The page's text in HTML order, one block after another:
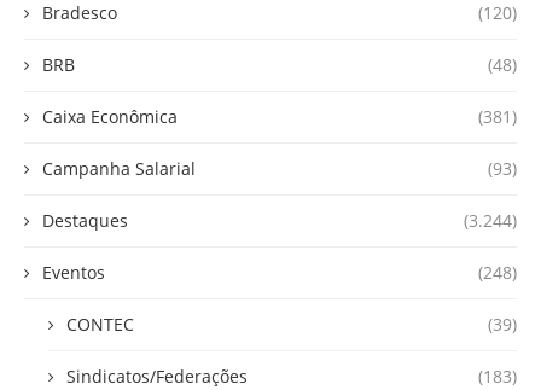
Bradesco (120)
BRB (48)
Caixa Econômica (381)
Campanha Salarial (93)
Destaques (3.244)
Eventos (248)
CONTEC (39)
Sindicatos/Federações (183)